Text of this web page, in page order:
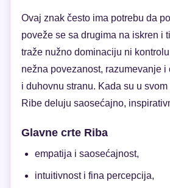
Ovaj znak često ima potrebu da
poveže se sa drugima na iskren i
traže nužno dominaciju ni
nežna povezanost, razumevanje i
i duhovnu stranu. Kada su u
Ribe deluju saosećajno,
Glavne crte Riba
empatija i saosećajnost,
intuitivnost i fina percepcija,